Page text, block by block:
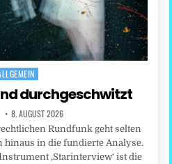
durchgeschwitzt
8. AUGUST 2026
Rundfunk geht selten
in die fundierte Analyse.
‚Starinterview‘ ist die